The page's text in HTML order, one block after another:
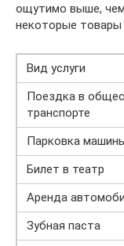
ощутимо выше,
некоторые товары
Вид услуги
Поездка в
транспорте
Парковка
Билет в театр
Аренда
Зубная паста